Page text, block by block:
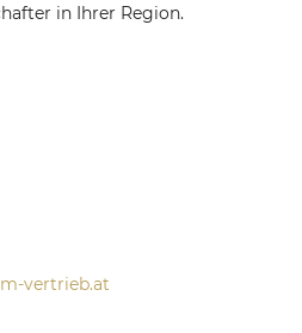
in Ihrer Region.
vertrieb.at